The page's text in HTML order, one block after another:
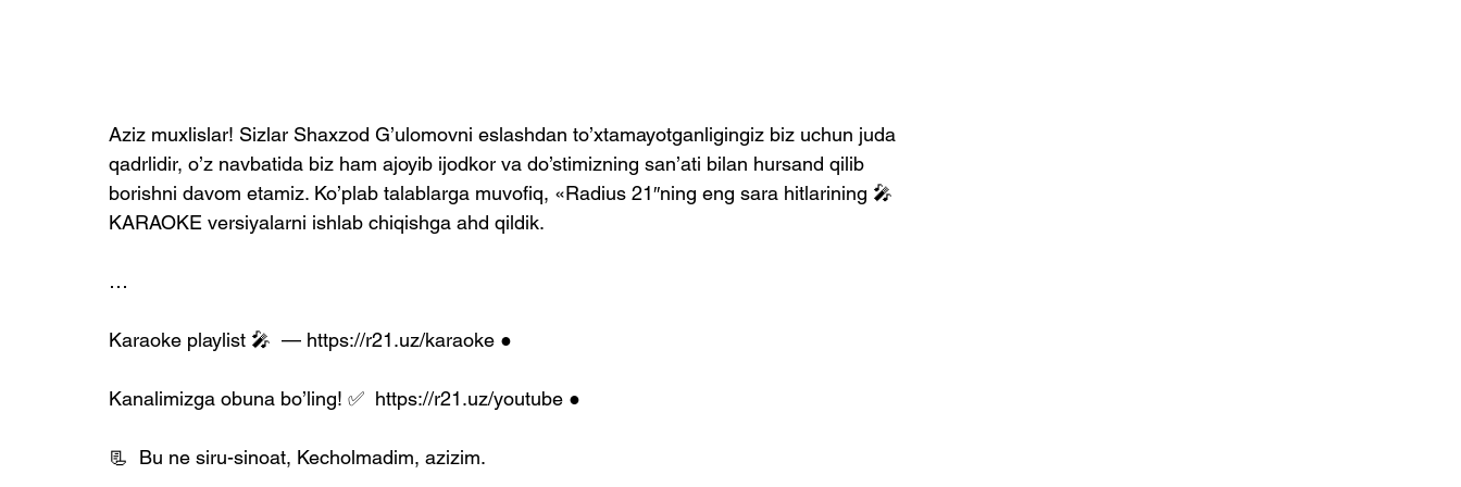
Aziz muxlislar! Sizlar Shaxzod G’ulomovni eslashdan to’xtamayotganligingiz biz uchun juda
qadrlidir, o’z navbatida biz ham ajoyib ijodkor va do’stimizning san’ati bilan hursand qilib
borishni davom etamiz. Ko’plab talablarga muvofiq, «Radius 21″ning eng sara hitlarining 🎤
KARAOKE versiyalarni ishlab chiqishga ahd qildik.
…
Karaoke playlist 🎤  — https://r21.uz/karaoke ●
Kanalimizga obuna bo’ling! ✅  https://r21.uz/youtube ●
📃  Bu ne siru-sinoat, Kecholmadim, azizim.